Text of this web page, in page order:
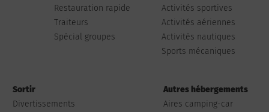
Restauration rapide
Traiteurs
Spécial groupes
Activités sportives
Activités aériennes
Activités nautiques
Sports mécaniques
Sortir
Divertissements
Autres hébergements
Aires camping-car